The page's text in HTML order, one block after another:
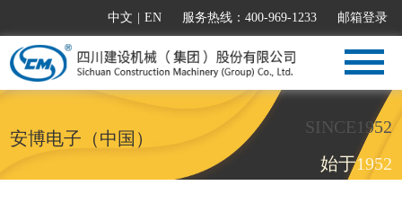
中文 EN 服务热线：400-969-1233 邮箱登录
安博电子（中国）
SINCE1952
始于1952